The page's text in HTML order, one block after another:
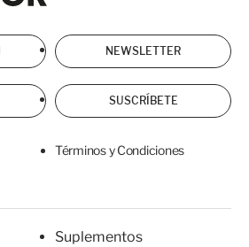
NEWSLETTER
SUSCRÍBETE
Términos y Condiciones
Suplementos